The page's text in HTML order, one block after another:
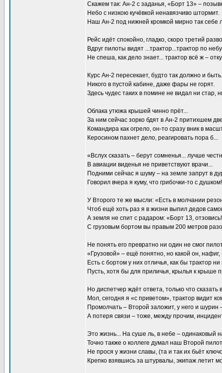
Скажем так: Ан-2 с заданья, «Борт 13» –
Небо с низкою кучёвкой ненавязчиво штормит.
Наш Ан-2 под нижней кромкой мирно так себе
Рейс идёт спокойно, гладко, скоро третий
Вдруг пилоты видят ...трактор...трактор по
Не спеша, как дело знает... трактор всё ж –
Курс Ан-2 пересекает, будто так должно и
Никого в пустой кабине, даже фары не горят.
Здесь чудес таких в помине не видал ни стар,
Облака утюжа крышей чинно прёт...
За ним сейчас зорко бдят в Ан-2 притихшем
Командира как огрело, он-то сразу вник в
Керосином пахнет дело, реагировать пора б...
«Вслух сказать – берут сомненья... лучше
В авиации виденья не приветствуют врачи...
Подними сейчас я шуму – на земле запрут в
Говорил вчера я куму, что грибочки-то с
У Второго те же мысли: «Есть в молчании
Чтоб ещё хоть раз я в жизни выпил дедов
А земля не спит с радаром: «Борт 13, отзовись!
С грузовым бортом вы правым 200 метров
Не понять его превратно ни один не смог
«Грузовой» – ещё понятно, но какой он, нафиг,
Есть с бортом у них отличья, как бы трактор
Пусть, хотя бы для приличья, крылья к крыше
Но диспетчер ждёт ответа, только что сказать
Мол, сегодня я «с приветом», трактор видит
Промолчать – Второй заложит, у него и шурин
А потеря связи – тоже, между прочим,
Это жизнь... На суше ль, в небе – одинаковый
Точно также о коллеге думал наш Второй
Не прося у жизни славы, (та и так их бьёт
Крепко взявшись за штурвалы, экипаж летит